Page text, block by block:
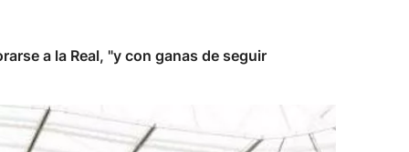
a la Real, "y con ganas de seguir